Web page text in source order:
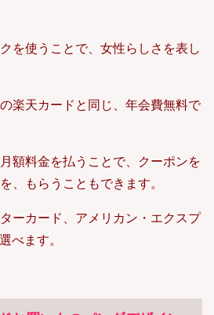
を使うことで、女性らしさを表し
楽天カードと同じ、年会費無料で
額料金を払うことで、クーポンを
、もらうこともできます。
ーカード、アメリカン・エクスプ
べます。